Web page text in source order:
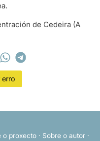
de Cedeira (A
erro
o proxecto· Sobre o autor·